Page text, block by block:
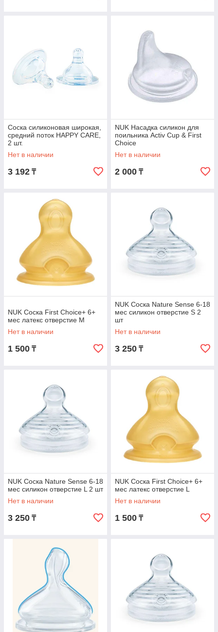
Соска силиконовая широкая,
средний поток HAPPY CARE,
2 шт.
Нет в наличии
3 192 ₸
NUK Насадка силикон для
поильника Activ Cup & First
Choice
Нет в наличии
2 000 ₸
NUK Соска First Choice+ 6+
мес латекс отверстие М
Нет в наличии
1 500 ₸
NUK Соска Nature Sense 6-18
мес силикон отверстие S 2
шт
Нет в наличии
3 250 ₸
NUK Соска Nature Sense 6-18
мес силикон отверстие L 2 шт
Нет в наличии
3 250 ₸
NUK Соска First Choice+ 6+
мес латекс отверстие L
Нет в наличии
1 500 ₸